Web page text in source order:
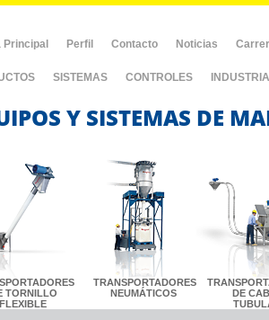
Principal Perfil Contacto Noticias
SISTEMAS CONTROLES
Y SISTEMAS DE
TORNILLO
FLEXIBLE
TRANSPORTADORES
NEUMÁTICOS
DE